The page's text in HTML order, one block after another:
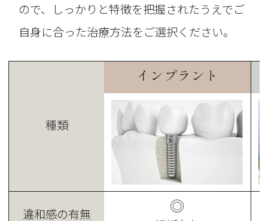
ので、しっかりと特徴を把握されたうえでご
自身に合った治療方法をご選択ください。
種類
インプラント
違和感の有無 ◎